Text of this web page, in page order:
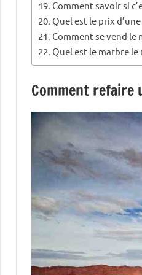
Comment savoir si
Quel est le prix
Comment se vend le
Quel est le marbre le
Comment refaire